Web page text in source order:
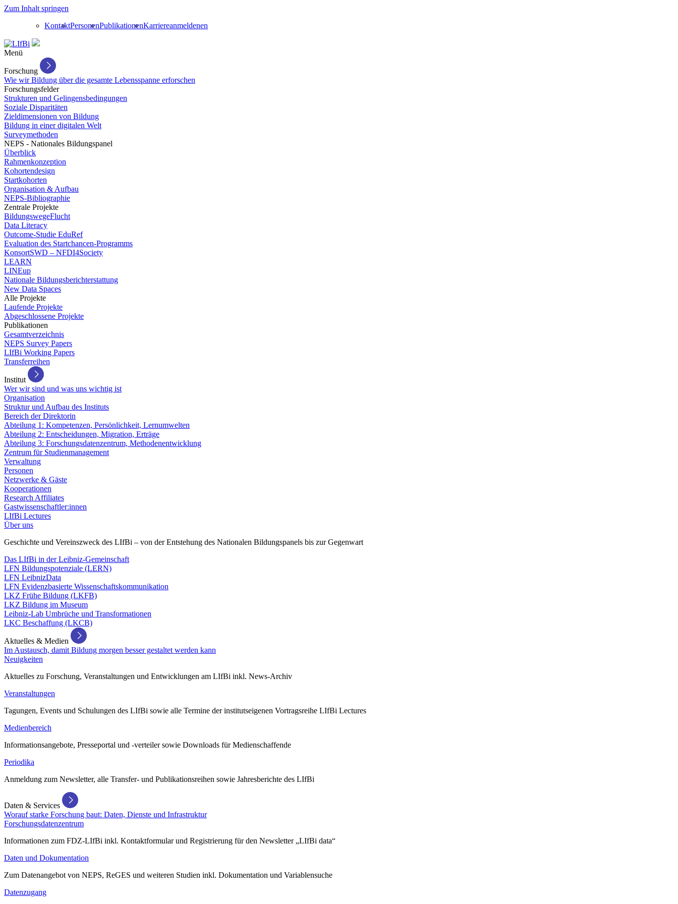
Zum Inhalt springen
KontaktPersonenPublikationenKarriereanmeldenen
Menü
Forschung
Wie wir Bildung über die gesamte Lebensspanne erforschen
Forschungsfelder
Strukturen und Gelingensbedingungen
Soziale Disparitäten
Zieldimensionen von Bildung
Bildung in einer digitalen Welt
Surveymethoden
NEPS - Nationales Bildungspanel
Überblick
Rahmenkonzeption
Kohortendesign
Startkohorten
Organisation & Aufbau
NEPS-Bibliographie
Zentrale Projekte
BildungswegeFlucht
Data Literacy
Outcome-Studie EduRef
Evaluation des Startchancen-Programms
KonsortSWD – NFDI4Society
LEARN
LINEup
Nationale Bildungsberichterstattung
New Data Spaces
Alle Projekte
Laufende Projekte
Abgeschlossene Projekte
Publikationen
Gesamtverzeichnis
NEPS Survey Papers
LIfBi Working Papers
Transferreihen
Institut
Wer wir sind und was uns wichtig ist
Organisation
Struktur und Aufbau des Instituts
Bereich der Direktorin
Abteilung 1: Kompetenzen, Persönlichkeit, Lernumwelten
Abteilung 2: Entscheidungen, Migration, Erträge
Abteilung 3: Forschungsdatenzentrum, Methodenentwicklung
Zentrum für Studienmanagement
Verwaltung
Personen
Netzwerke & Gäste
Kooperationen
Research Affiliates
Gastwissenschaftler:innen
LIfBi Lectures
Über uns
Geschichte und Vereinszweck des LIfBi – von der Entstehung des Nationalen Bildungspanels bis zur Gegenwart
Das LIfBi in der Leibniz-Gemeinschaft
LFN Bildungspotenziale (LERN)
LFN LeibnizData
LFN Evidenzbasierte Wissenschaftskommunikation
LKZ Frühe Bildung (LKFB)
LKZ Bildung im Museum
Leibniz-Lab Umbrüche und Transformationen
LKC Beschaffung (LKCB)
Aktuelles & Medien
Im Austausch, damit Bildung morgen besser gestaltet werden kann
Neuigkeiten
Aktuelles zu Forschung, Veranstaltungen und Entwicklungen am LIfBi inkl. News-Archiv
Veranstaltungen
Tagungen, Events und Schulungen des LIfBi sowie alle Termine der institutseigenen Vortragsreihe LIfBi Lectures
Medienbereich
Informationsangebote, Presseportal und -verteiler sowie Downloads für Medienschaffende
Periodika
Anmeldung zum Newsletter, alle Transfer- und Publikationsreihen sowie Jahresberichte des LIfBi
Daten & Services
Worauf starke Forschung baut: Daten, Dienste und Infrastruktur
Forschungsdatenzentrum
Informationen zum FDZ-LIfBi inkl. Kontaktformular und Registrierung für den Newsletter „LIfBi data“
Daten und Dokumentation
Zum Datenangebot von NEPS, ReGES und weiteren Studien inkl. Dokumentation und Variablensuche
Datenzugang